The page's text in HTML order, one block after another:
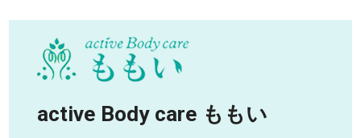
active Body care ももい